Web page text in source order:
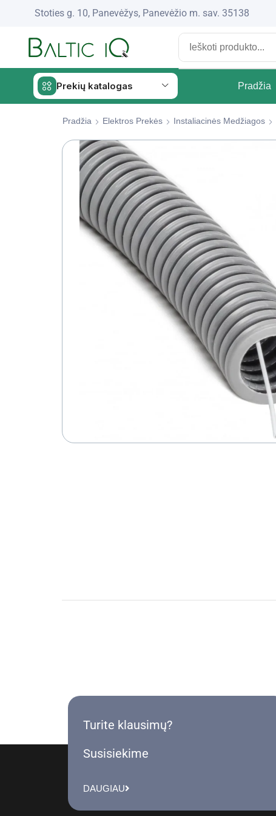
Stoties g. 10, Panevėžys, Panevėžio m. sav. 35138
Prekių katalogas Pradžia
Pradžia Elektros Prekės Instaliacinės Medžiagos
Turite klausimų?
Susisiekime
DAUGIAU